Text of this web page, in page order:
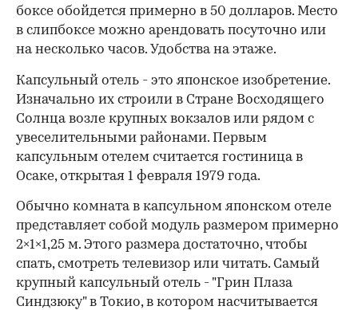
боксе обойдется примерно в 50 долларов. Место
в слипбоксе можно арендовать посуточно или
на несколько часов. Удобства на этаже.
Капсульный отель - это японское изобретение.
Изначально их строили в Стране Восходящего
Солнца возле крупных вокзалов или рядом с
увеселительными районами. Первым
капсульным отелем считается гостиница в
Осаке, открытая 1 февраля 1979 года.
Обычно комната в капсульном японском отеле
представляет собой модуль размером примерно
2×1×1,25 м. Этого размера достаточно, чтобы
спать, смотреть телевизор или читать. Самый
крупный капсульный отель - "Грин Плаза
Синдзюку" в Токио, в котором насчитывается